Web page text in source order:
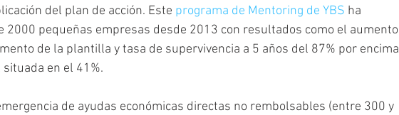
del plan de acción. Este programa de Mentoring de YBS ha
2000 pequeñas empresas desde 2013 con resultados como el aumento
de la plantilla y tasa de supervivencia a 5 años del 87% por encima
en el 41%.
de ayudas económicas directas no rembolsables (entre 300 y